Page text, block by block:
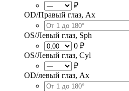
₽
OD/Правый глаз, Ax
OS/Левый глаз, Sph
0 ₽
OS/Левый глаз, Cyl
₽
OD/левый глаз, Ax